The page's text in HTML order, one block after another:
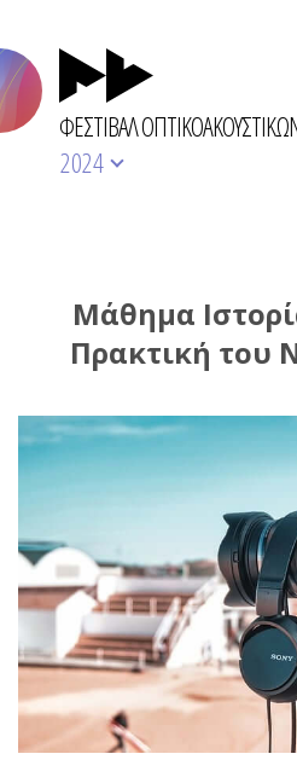
ΦΕΣΤΙΒΑΛ
2024
Μάθημα
Πρακτική του